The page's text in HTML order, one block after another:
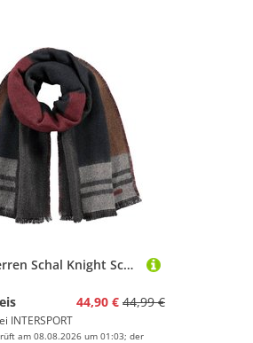
BARTS Herren Schal Knight Scarf
44,90 € 44,99 €
INTERSPORT
am 08.08.2026 um 01:03; der